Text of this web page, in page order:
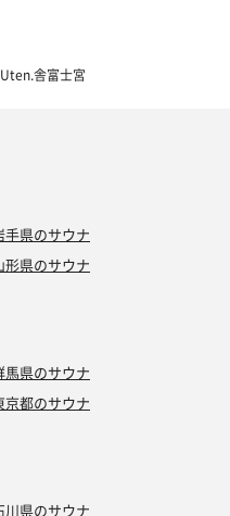
舎富士宮
手県のサウナ
形県のサウナ
馬県のサウナ
京都のサウナ
川県のサウナ